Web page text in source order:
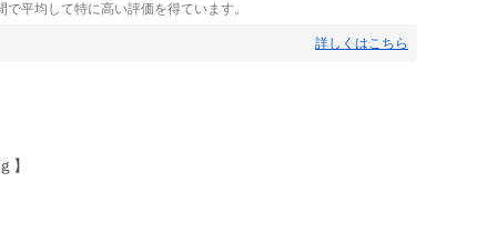
平均して特に高い評価を得ています。
詳しくはこちら
】